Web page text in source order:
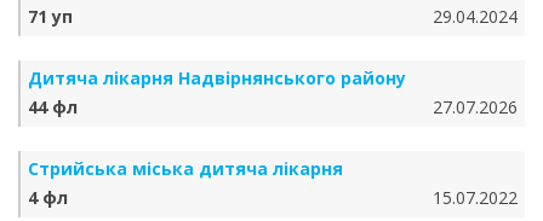
71 уп
29.04.2024
Дитяча лікарня Надвірнянського району
44 фл
27.07.2026
Стрийська міська дитяча лікарня
4 фл
15.07.2022